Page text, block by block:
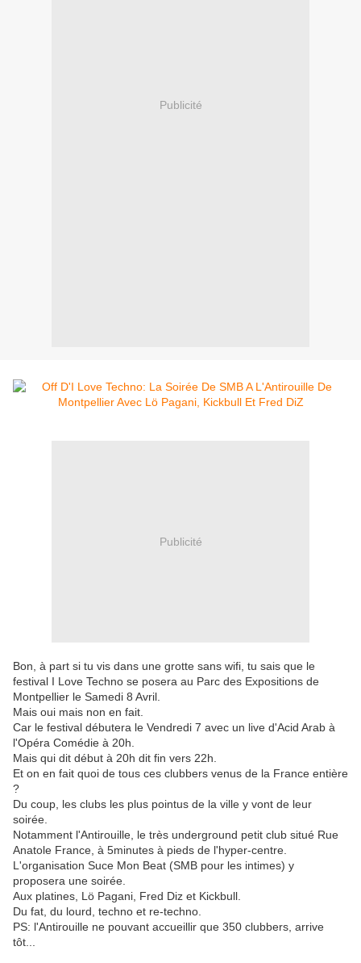
Publicité
Publicité
Bon, à part si tu vis dans une grotte sans wifi, tu sais que le
festival I Love Techno se posera au Parc des Expositions de
Montpellier le Samedi 8 Avril.
Mais oui mais non en fait.
Car le festival débutera le Vendredi 7 avec un live d'Acid Arab à
l'Opéra Comédie à 20h.
Mais qui dit début à 20h dit fin vers 22h.
Et on en fait quoi de tous ces clubbers venus de la France entière
?
Du coup, les clubs les plus pointus de la ville y vont de leur
soirée.
Notamment l'Antirouille, le très underground petit club situé Rue
Anatole France, à 5minutes à pieds de l'hyper-centre.
L'organisation Suce Mon Beat (SMB pour les intimes) y
proposera une soirée.
Aux platines, Lö Pagani, Fred Diz et Kickbull.
Du fat, du lourd, techno et re-techno.
PS: l'Antirouille ne pouvant accueillir que 350 clubbers, arrive
tôt...